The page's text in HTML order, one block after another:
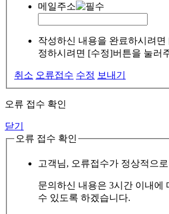
메일주소
작성하신 내용을 완료하시려
정하시려면 [수정]버튼을 눌러
취소 오류접수 수정 보내기
오류 접수 확인
닫기
오류 접수 확인
고객님, 오류접수가 정상적으
문의하신 내용은 3시간 이내에
수 있도록 하겠습니다.